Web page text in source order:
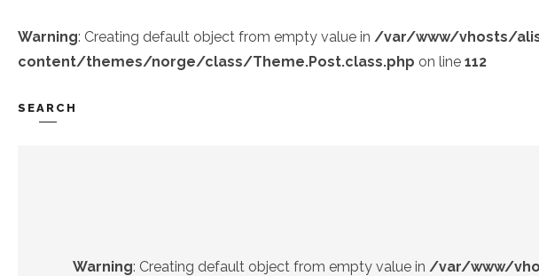
Warning: Creating default object from empty value in /var/www/vhosts/
content/themes/norge/class/Theme.Post.class.php on line 112
SEARCH
Warning: Creating default object from empty value in /var/www/